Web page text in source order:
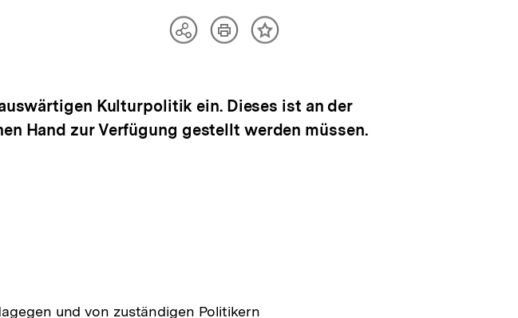
TeilenArtikelInhalt
Kulturpolitik ein. Dieses ist an der
Hand zur Verfügung gestellt werden müssen.
und von zuständigen Politikern